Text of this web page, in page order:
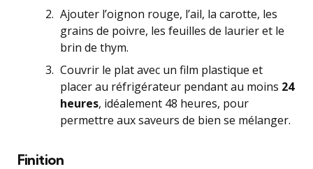
Ajouter l’oignon rouge, l’ail, la carotte, les
grains de poivre, les feuilles de laurier et le
brin de thym.
Couvrir le plat avec un film plastique et
placer au réfrigérateur pendant au moins 24
heures, idéalement 48 heures, pour
permettre aux saveurs de bien se mélanger.
Finition